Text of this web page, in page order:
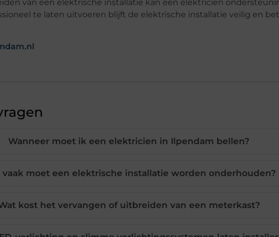
van een elektrische installatie kan een elektricien
te laten uitvoeren blijft de elektrische installatie veilig en
Wanneer moet ik een elektricien in Ilpendam bellen?
vaak moet een elektrische installatie worden onderhouden?
kost het vervangen of uitbreiden van een meterkast?